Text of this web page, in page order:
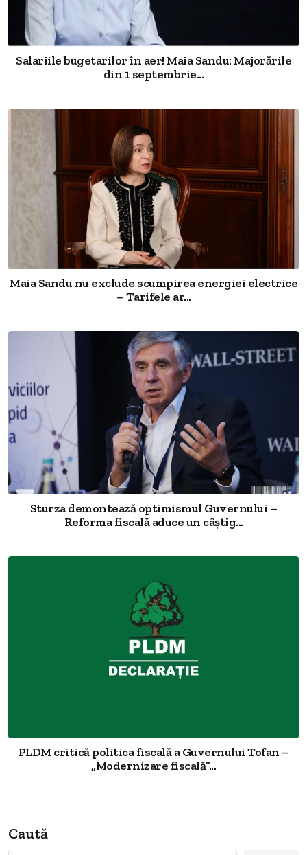
Salariile bugetarilor în aer! Maia Sandu: Majorările
din 1 septembrie...
Maia Sandu nu exclude scumpirea energiei electrice
– Tarifele ar...
Sturza demontează optimismul Guvernului –
Reforma fiscală aduce un câștig...
PLDM critică politica fiscală a Guvernului Tofan –
„Modernizare fiscală”...
Caută